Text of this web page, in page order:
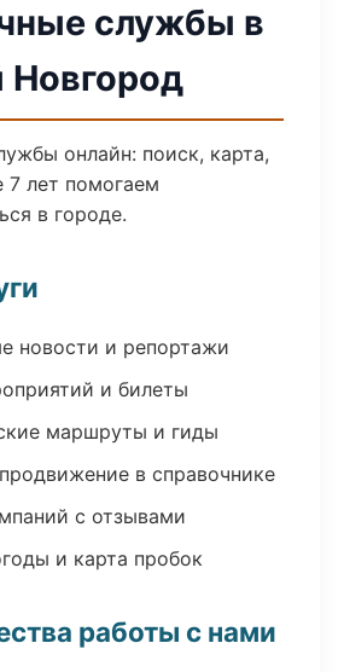
службы в
онлайн: поиск, карта,
7 лет помогаем
в городе.
новости и репортажи
и билеты
маршруты и гиды
в справочнике
с отзывами
и карта пробок
работы с нами